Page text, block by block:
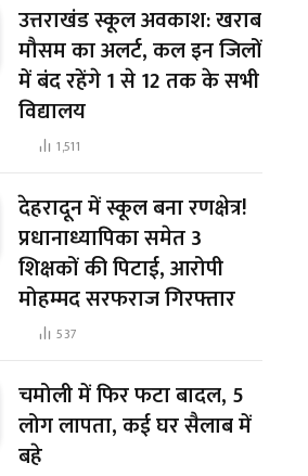
उत्तराखंड स्कूल अवकाश: खराब
मौसम का अलर्ट, कल इन जिलों
में बंद रहेंगे 1 से 12 तक के सभी
विद्यालय
1,511
देहरादून में स्कूल बना रणक्षेत्र!
प्रधानाध्यापिका समेत 3
शिक्षकों की पिटाई, आरोपी
मोहम्मद सरफराज गिरफ्तार
537
चमोली में फिर फटा बादल, 5
लोग लापता, कई घर सैलाब में
बहे